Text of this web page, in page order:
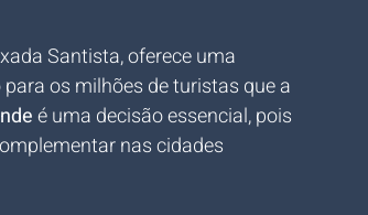
Santista, oferece uma
os milhões de turistas que a
é uma decisão essencial, pois
nas cidades